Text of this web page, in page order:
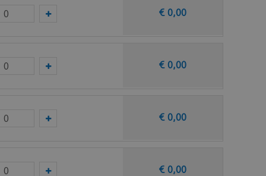
€ 0,00
€ 0,00
€ 0,00
€ 0,00